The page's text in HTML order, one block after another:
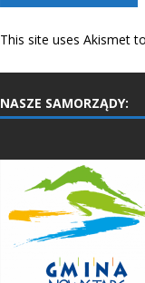
This site uses Akismet
NASZE SAMORZĄDY: